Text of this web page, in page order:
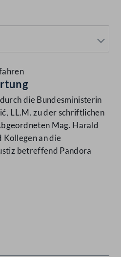
die Bundesministerin
LL.M. zu der schriftlichen
Mag. Harald
Kollegen an die
betreffend Pandora